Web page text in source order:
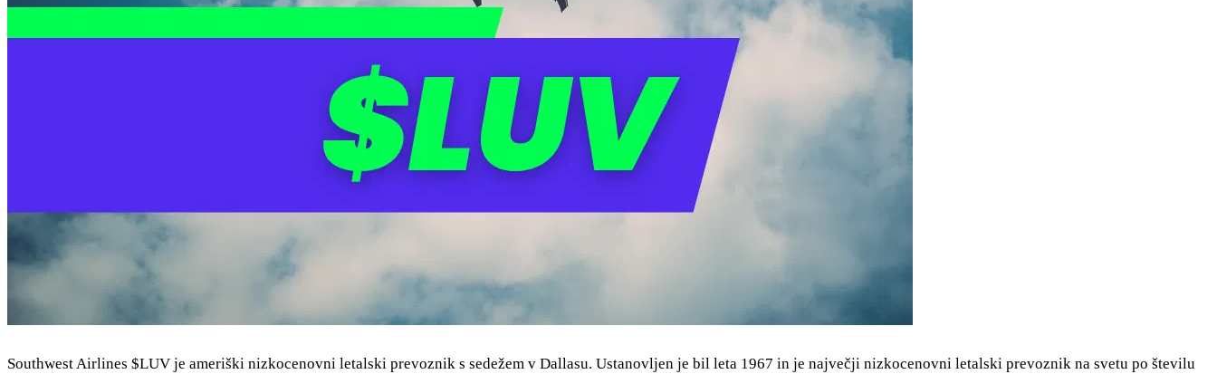
Southwest Airlines $LUV je ameriški nizkocenovni letalski prevoznik s sedežem v Dallasu. Ustanovljen je bil leta 1967 in je največji nizkocenovni letalski prevoznik na svetu po številu